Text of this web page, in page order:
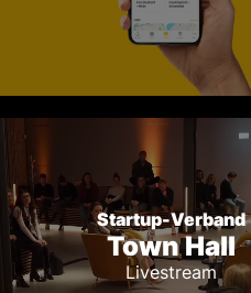
Startup-Verband
Town Hall
Livestream